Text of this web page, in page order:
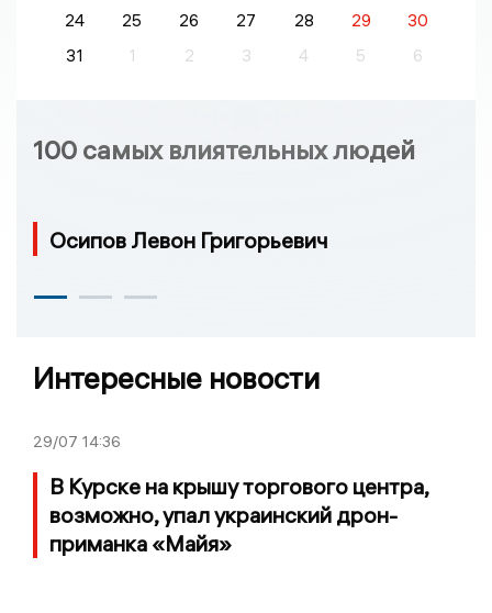
24
25 26 27 28 29
30
31
1 2 3 4 5 6
100 самых влиятельных людей
Осипов Левон Григорьевич
Интересные новости
29/07 14:36
В Курске на крышу торгового центра,
возможно, упал украинский дрон-
приманка «Майя»